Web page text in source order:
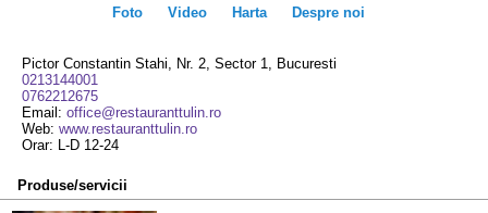
Foto Video Harta Despre noi
Pictor Constantin Stahi, Nr. 2, Sector 1, Bucuresti
0213144001
0762212675
Email: office@restauranttulin.ro
Web: www.restauranttulin.ro
Orar: L-D 12-24
Produse/servicii